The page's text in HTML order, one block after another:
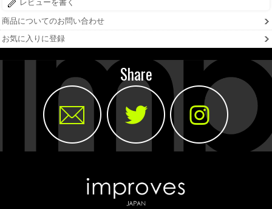
レビューを書く
商品についてのお問い合わせ
お気に入りに登録
Share